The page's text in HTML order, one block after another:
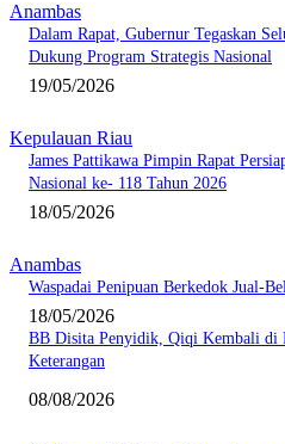
Anambas
Dalam Rapat, Gubernur Tegaskan
Dukung Program Strategis Nasional
19/05/2026
Kepulauan Riau
James Pattikawa Pimpin Rapat
Nasional ke- 118 Tahun 2026
18/05/2026
Anambas
Waspadai Penipuan Berkedok Jual-
18/05/2026
BB Disita Penyidik, Qiqi Kembali di
Keterangan
08/08/2026